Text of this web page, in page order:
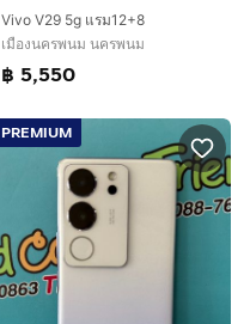
Vivo V29 5g แรม12+8
เมืองนครพนม นครพนม
฿ 5,550
PREMIUM